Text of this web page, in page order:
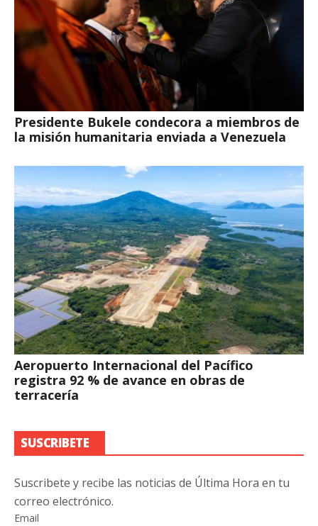
Presidente Bukele condecora a miembros de
la misión humanitaria enviada a Venezuela
Aeropuerto Internacional del Pacífico
registra 92 % de avance en obras de
terracería
SUSCRIBETE
Suscribete y recibe las noticias de Última Hora en tu
correo electrónico.
Email